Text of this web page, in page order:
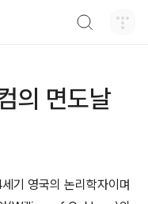
의 면도날
기 영국의 논리학자이며